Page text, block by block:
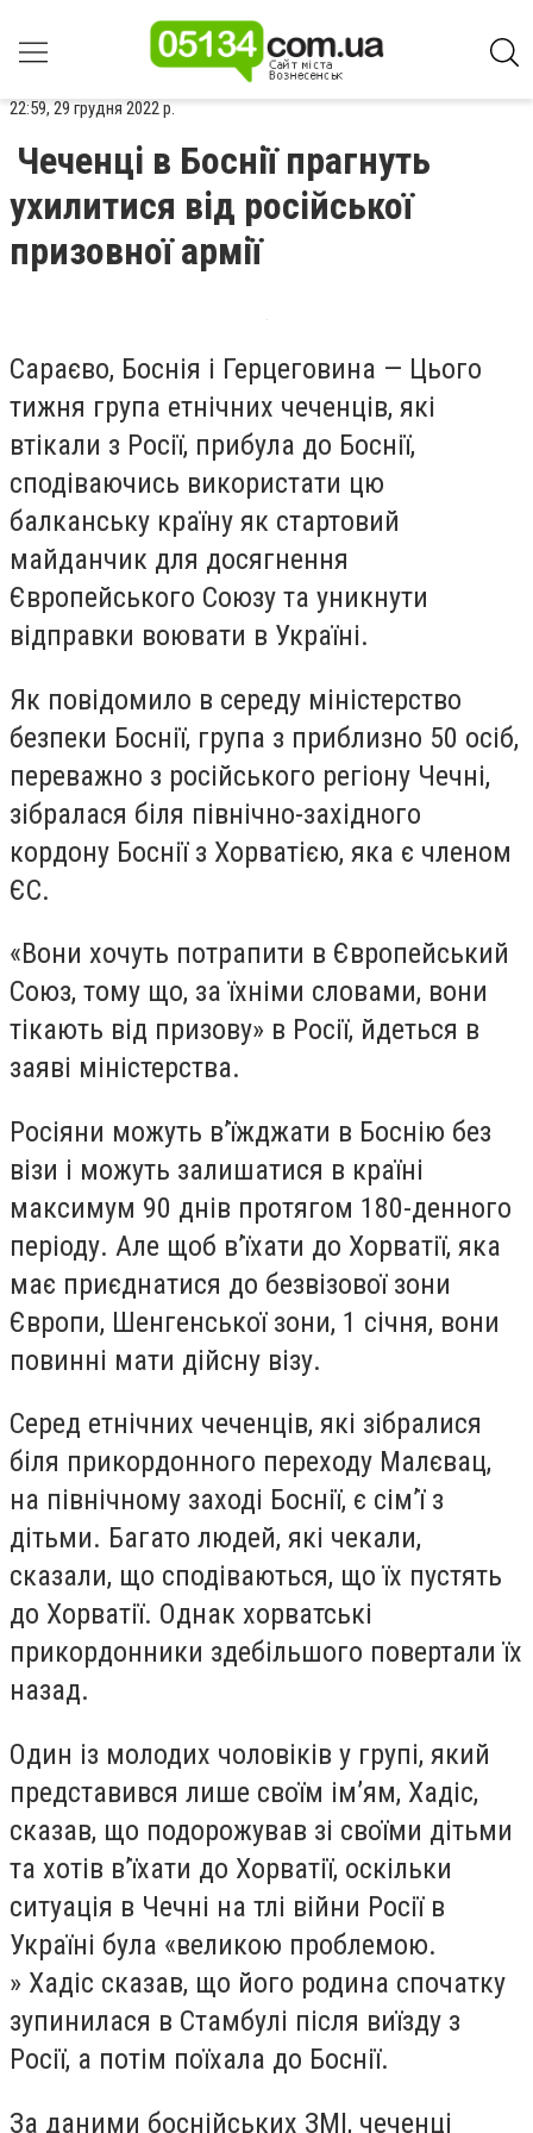
22:59, 29 грудня 2022 р.
Чеченці в Боснії прагнуть
ухилитися від російської
призовної армії
Сараєво, Боснія і Герцеговина — Цього
тижня група етнічних чеченців, які
втікали з Росії, прибула до Боснії,
сподіваючись використати цю
балканську країну як стартовий
майданчик для досягнення
Європейського Союзу та уникнути
відправки воювати в Україні.
Як повідомило в середу міністерство
безпеки Боснії, група з приблизно 50 осіб,
переважно з російського регіону Чечні,
зібралася біля північно-західного
кордону Боснії з Хорватією, яка є членом
ЄС.
«Вони хочуть потрапити в Європейський
Союз, тому що, за їхніми словами, вони
тікають від призову» в Росії, йдеться в
заяві міністерства.
Росіяни можуть в’їжджати в Боснію без
візи і можуть залишатися в країні
максимум 90 днів протягом 180-денного
періоду. Але щоб в’їхати до Хорватії, яка
має приєднатися до безвізової зони
Європи, Шенгенської зони, 1 січня, вони
повинні мати дійсну візу.
Серед етнічних чеченців, які зібралися
біля прикордонного переходу Малєвац,
на північному заході Боснії, є сім’ї з
дітьми. Багато людей, які чекали,
сказали, що сподіваються, що їх пустять
до Хорватії. Однак хорватські
прикордонники здебільшого повертали їх
назад.
Один із молодих чоловіків у групі, який
представився лише своїм ім’ям, Хадіс,
сказав, що подорожував зі своїми дітьми
та хотів в’їхати до Хорватії, оскільки
ситуація в Чечні на тлі війни Росії в
Україні була «великою проблемою.
» Хадіс сказав, що його родина спочатку
зупинилася в Стамбулі після виїзду з
Росії, а потім поїхала до Боснії.
За даними боснійських ЗМІ, чеченці